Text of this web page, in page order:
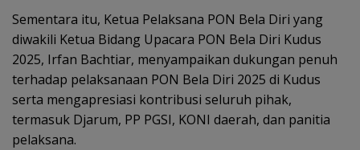
Sementara itu, Ketua Pelaksana PON Bela Diri yang
diwakili Ketua Bidang Upacara PON Bela Diri Kudus
2025, Irfan Bachtiar, menyampaikan dukungan penuh
terhadap pelaksanaan PON Bela Diri 2025 di Kudus
serta mengapresiasi kontribusi seluruh pihak,
termasuk Djarum, PP PGSI, KONI daerah, dan panitia
pelaksana.